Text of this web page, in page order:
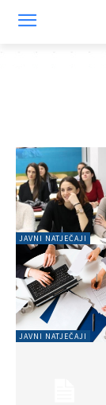
JAVNI NATJEČAJI
JAVNI NATJEČAJI